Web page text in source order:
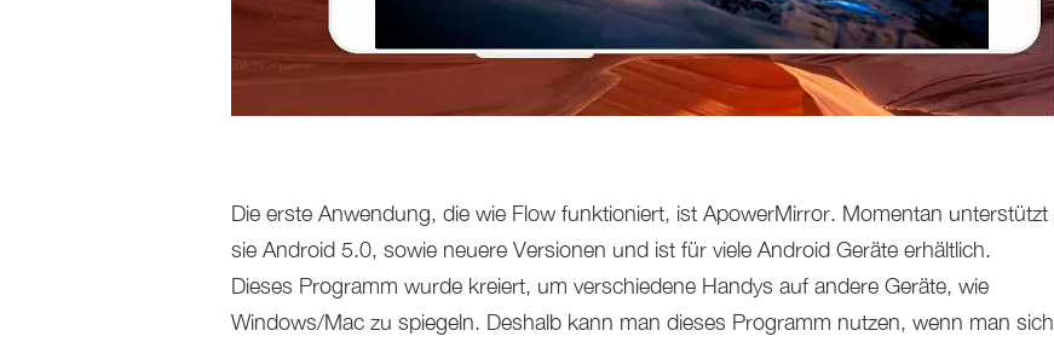
Die erste Anwendung, die wie Flow funktioniert, ist ApowerMirror. Momentan unterstützt
sie Android 5.0, sowie neuere Versionen und ist für viele Android Geräte erhältlich.
Dieses Programm wurde kreiert, um verschiedene Handys auf andere Geräte, wie
Windows/Mac zu spiegeln. Deshalb kann man dieses Programm nutzen, wenn man sich